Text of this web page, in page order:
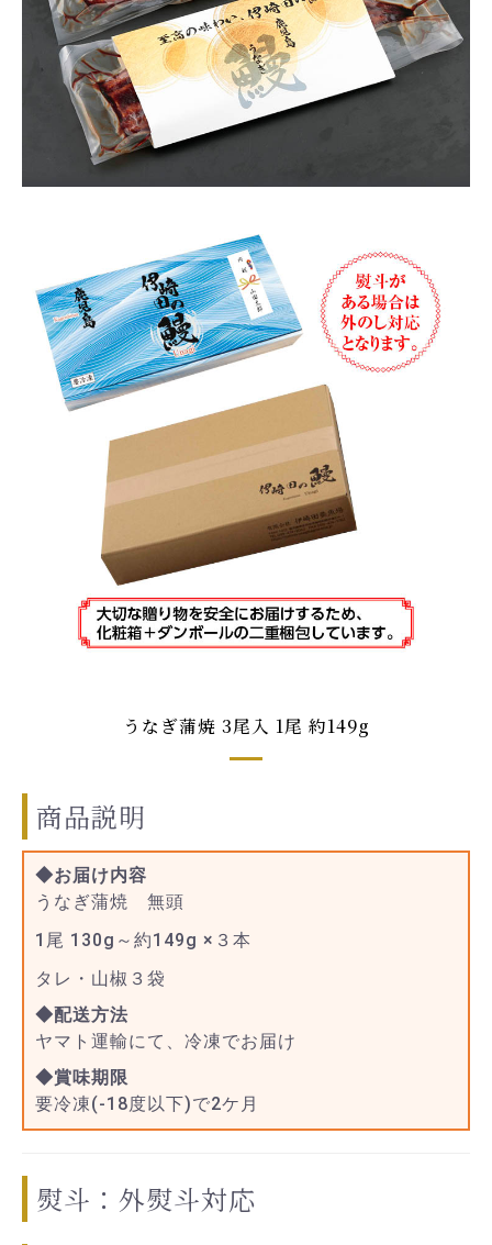
うなぎ蒲焼 3尾入 1尾 約149g
商品説明
◆お届け内容
うなぎ蒲焼 無頭
1尾 130g～約149g ×３本
タレ・山椒３袋
◆配送方法
ヤマト運輸にて、冷凍でお届け
◆賞味期限
要冷凍(-18度以下)で2ケ月
熨斗：外熨斗対応